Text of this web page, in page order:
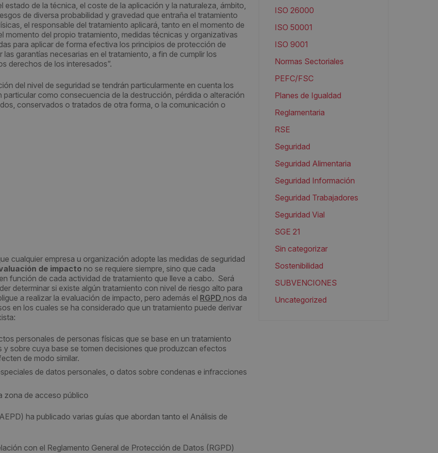
estado de la técnica, el coste de la aplicación y la naturaleza, ámbito,
de diversa probabilidad y gravedad que entraña el tratamiento
el responsable del tratamiento aplicará, tanto en el momento de
momento del propio tratamiento, medidas técnicas y organizativas
para aplicar de forma efectiva los principios de protección de
garantías necesarias en el tratamiento, a fin de cumplir los
derechos de los interesados”.
del nivel de seguridad se tendrán particularmente en cuenta los
como consecuencia de la destrucción, pérdida o alteración
conservados o tratados de otra forma, o la comunicación o
cualquier empresa u organización adopte las medidas de seguridad
de impacto no se requiere siempre, sino que cada
función de cada actividad de tratamiento que lleve a cabo. Será
determinar si existe algún tratamiento con nivel de riesgo alto para
a realizar la evaluación de impacto, pero además el RGPD nos da
en los cuales se ha considerado que un tratamiento puede derivar
personales de personas físicas que se base en un tratamiento
sobre cuya base se tomen decisiones que produzcan efectos
de modo similar.
de datos personales, o datos sobre condenas e infracciones
zona de acceso público
ha publicado varias guías que abordan tanto el Análisis de
con el Reglamento General de Protección de Datos (RGPD)
ISO 26000
ISO 50001
ISO 9001
Normas Sectoriales
PEFC/FSC
Planes de Igualdad
Reglamentaria
RSE
Seguridad
Seguridad Alimentaria
Seguridad Información
Seguridad Trabajadores
Seguridad Vial
SGE 21
Sin categorizar
Sostenibilidad
SUBVENCIONES
Uncategorized